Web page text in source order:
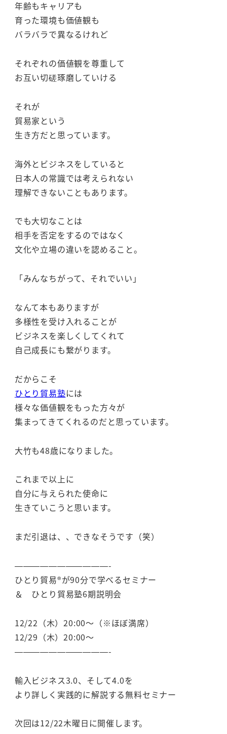
年齢もキャリアも
育った環境も価値観も
バラバラで異なるけれど
それぞれの価値観を尊重して
お互い切磋琢磨していける
それが
貿易家という
生き方だと思っています。
海外とビジネスをしていると
日本人の常識では考えられない
理解できないこともあります。
でも大切なことは
相手を否定をするのではなく
文化や立場の違いを認めること。
「みんなちがって、それでいい」
なんて本もありますが
多様性を受け入れることが
ビジネスを楽しくしてくれて
自己成長にも繋がります。
だからこそ
ひとり貿易塾には
様々な価値観をもった方々が
集まってきてくれるのだと思っています。
大竹も48歳になりました。
これまで以上に
自分に与えられた使命に
生きていこうと思います。
まだ引退は、、できなそうです（笑）
———————————-
ひとり貿易®が90分で学べるセミナー
＆ ひとり貿易塾6期説明会
12/22（木）20:00～（※ほぼ満席）
12/29（木）20:00～
———————————-
輸入ビジネス3.0、そして4.0を
より詳しく実践的に解説する無料セミナー
次回は12/22木曜日に開催します。